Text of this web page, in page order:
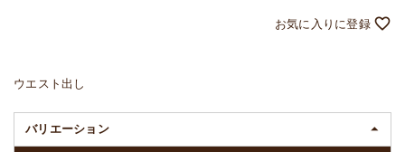
ウエスト出し
バリエーション